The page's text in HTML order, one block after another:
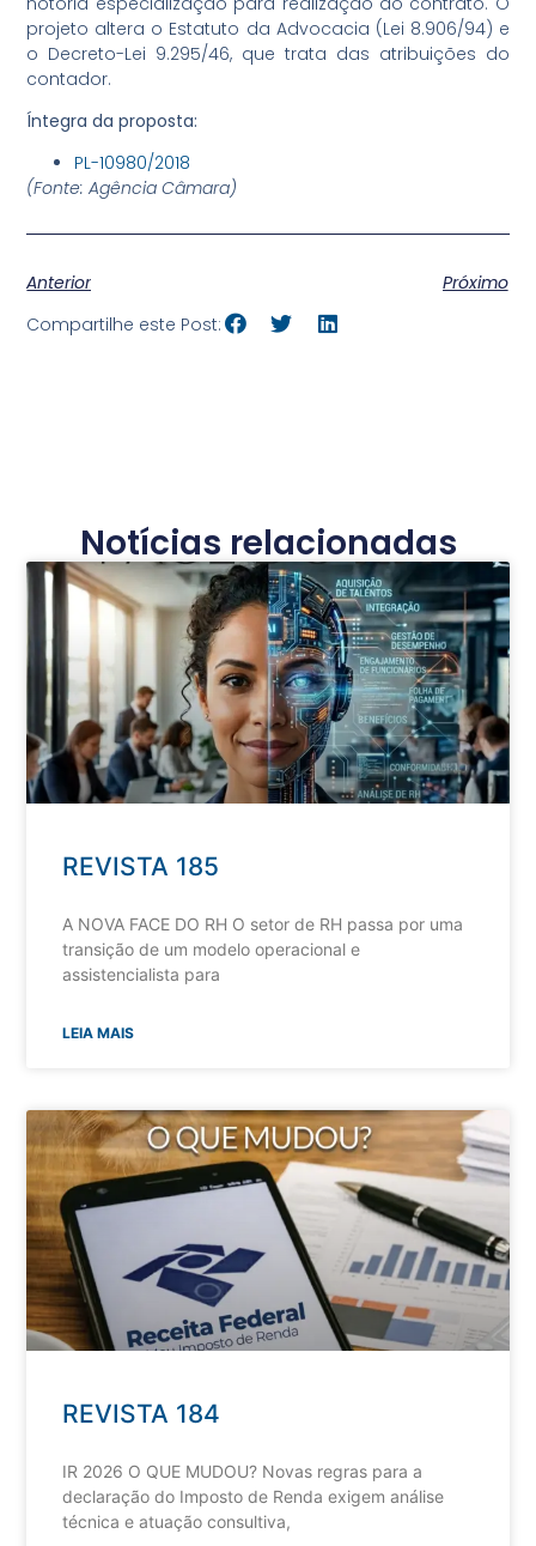
projeto altera o Estatuto da Advocacia (Lei 8.906/94) e
o Decreto-Lei 9.295/46, que trata das atribuições do
contador.
Íntegra da proposta:
PL-10980/2018
(Fonte: Agência Câmara)
Anterior
Próximo
Compartilhe este Post:
Notícias relacionadas
REVISTA 185
A NOVA FACE DO RH O setor de RH passa por uma
transição de um modelo operacional e
assistencialista para
LEIA MAIS
REVISTA 184
IR 2026 O QUE MUDOU? Novas regras para a
declaração do Imposto de Renda exigem análise
técnica e atuação consultiva,